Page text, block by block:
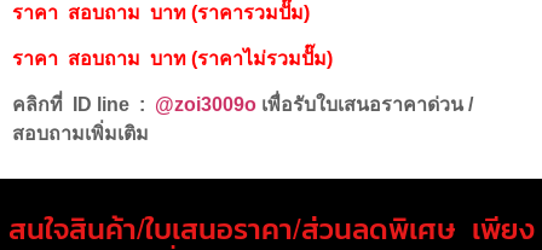
ราคา สอบถาม บาท (ราคารวมปั๊ม)
ราคา สอบถาม บาท (ราคาไม่รวมปั๊ม)
คลิกที่ ID line : @zoi3009o เพื่อรับใบเสนอราคาด่วน /
สอบถามเพิ่มเติม
สนใจสินค้า/ใบเสนอราคา/ส่วนลดพิเศษ เพียง